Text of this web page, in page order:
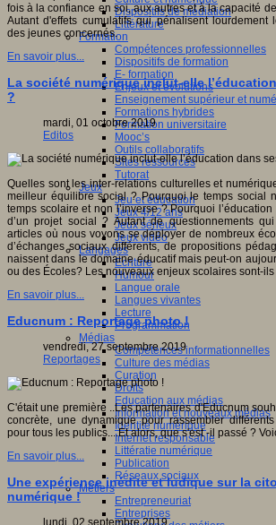
Dispositifs de médiation
Littérature
Formation
Compétences professionnelles
Dispositifs de formation
E- formation
Enjeux et évolutions
Enseignement supérieur et
Formations hybrides
Formation universitaire
Mooc’s
Outils collaboratifs
Sites ressources
Tutorat
Jeux
Jeu et éducation
Jeux 4/12 ans
Jeux sérieux
Jeux vidéo
Langages
Ecriture
Humour
Langue orale
Langues vivantes
Lecture
Programmation
Médias
Compétences informationnelles
Culture des médias
Curation
Droits
Education aux médias
Information et nouveaux médias
Identité numérique
Internet responsable
Littératie numérique
Publication
Réseaux sociaux
Métiers
Entrepreneuriat
Entreprises
fois à la confiance en soi, aux autres et à la capacité
Autant d'effets cumulatifs qui pénalisent lourdement
des jeunes concernés.
En savoir plus...
La société numérique inclut-elle
?
mardi, 01 octobre 2019
Editos
Quelles sont les inter-relations culturelles et
meilleur équilibre social ? Pourquoi le temps social
temps scolaire et non l’inverse ? Pourquoi
d’un projet social ? Autant de questionnements
articles où nous voyons se déployer de nombreux
d’échanges sociaux différents, de propositions
naissent dans le domaine éducatif mais peut-on
ou des Écoles? Les nouveaux enjeux scolaires sont-
En savoir plus...
Educnum : Reportage photo !
vendredi, 27 septembre 2019
Reportages
C'était une première ..Les partenaires d'Educnum
concrète, une dynamique pour rassembler
pour tous les publics....Et alors, que s'est -il passé ?
En savoir plus...
Une expérience inédite et ludique sur la
numérique !